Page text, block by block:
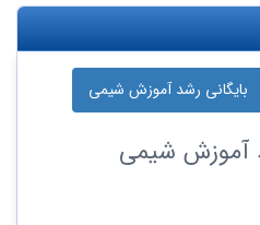
بایگانی رشد آموزش شیمی
آموزش شیمی